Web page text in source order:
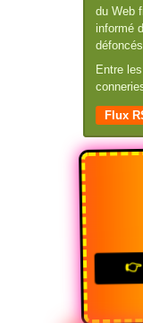
du Web
informé
Entre
Flux
👉